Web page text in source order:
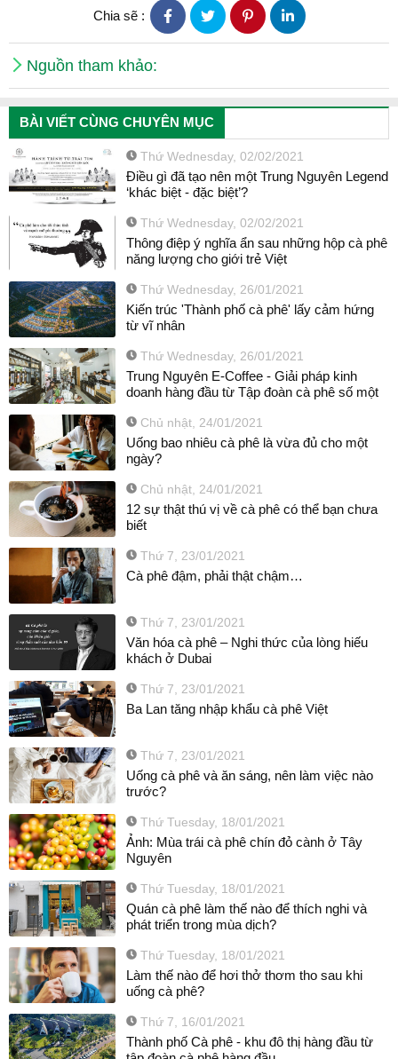
Chia sẽ :
Nguồn tham khảo:
BÀI VIẾT CÙNG CHUYÊN MỤC
Thứ Wednesday, 02/02/2021
Điều gì đã tạo nên một Trung Nguyên Legend
‘khác biệt - đặc biệt’?
Thứ Wednesday, 02/02/2021
Thông điệp ý nghĩa ẩn sau những hộp cà phê
năng lượng cho giới trẻ Việt
Thứ Wednesday, 26/01/2021
Kiến trúc 'Thành phố cà phê' lấy cảm hứng
từ vĩ nhân
Thứ Wednesday, 26/01/2021
Trung Nguyên E-Coffee - Giải pháp kinh
doanh hàng đầu từ Tập đoàn cà phê số một
Chủ nhật, 24/01/2021
Uống bao nhiêu cà phê là vừa đủ cho một
ngày?
Chủ nhật, 24/01/2021
12 sự thật thú vị về cà phê có thể bạn chưa
biết
Thứ 7, 23/01/2021
Cà phê đậm, phải thật chậm…
Thứ 7, 23/01/2021
Văn hóa cà phê – Nghi thức của lòng hiếu
khách ở Dubai
Thứ 7, 23/01/2021
Ba Lan tăng nhập khẩu cà phê Việt
Thứ 7, 23/01/2021
Uống cà phê và ăn sáng, nên làm việc nào
trước?
Thứ Tuesday, 18/01/2021
Ảnh: Mùa trái cà phê chín đỏ cành ở Tây
Nguyên
Thứ Tuesday, 18/01/2021
Quán cà phê làm thế nào để thích nghi và
phát triển trong mùa dịch?
Thứ Tuesday, 18/01/2021
Làm thế nào để hơi thở thơm tho sau khi
uống cà phê?
Thứ 7, 16/01/2021
Thành phố Cà phê - khu đô thị hàng đầu từ